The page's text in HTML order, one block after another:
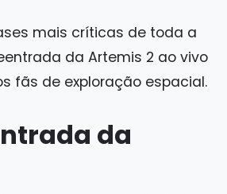
mais críticas de toda a
da Artemis 2 ao vivo
fãs de exploração espacial.
da